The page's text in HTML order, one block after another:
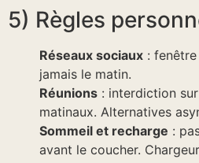
5) Règles
Réseaux sociaux :
jamais le matin.
Réunions : interdiction
matinaux. Alternatives
Sommeil et recharge :
avant le coucher.